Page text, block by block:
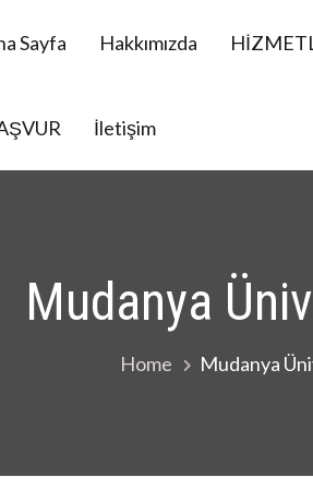
Sayfa Hakkımızda
İletişim
Mudanya
Home Mudanya